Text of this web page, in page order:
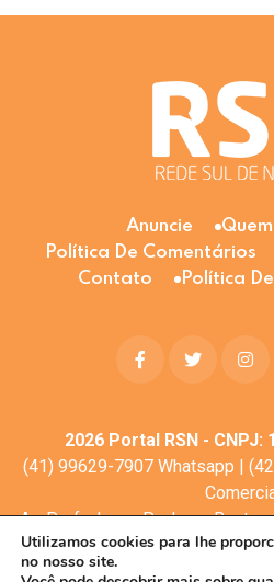
Anuncie
Política De Comentários
Contato
Política
2026Portal RSN - CNPJ:
(41) 99629-7907 Whatsapp |
Av. Profa. Laura Pacheco
dos Lagos,
© Todos os
Utilizamos cookies para lhe
no nosso site.